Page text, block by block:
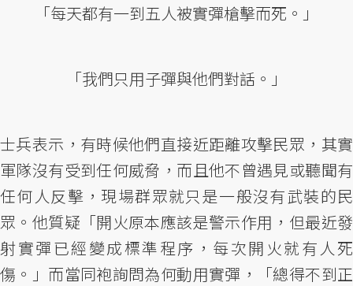
「每天都有一到五人被實彈槍擊而死。」
「我們只用子彈與他們對話。」
士兵表示，有時候他們直接近距離攻擊民眾，其實
軍隊沒有受到任何威脅，而且他不曾遇見或聽聞有
任何人反擊，現場群眾就只是一般沒有武裝的民
眾。他質疑「開火原本應該是警示作用，但最近發
射實彈已經變成標準程序，每次開火就有人死
傷。」而當同袍詢問為何動用實彈，「總得不到正